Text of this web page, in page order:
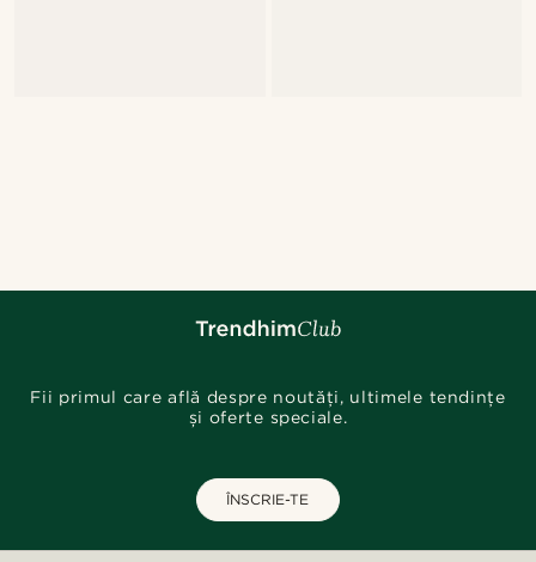
Fii primul care află despre noutăți, ultimele tendințe
și oferte speciale.
ÎNSCRIE-TE